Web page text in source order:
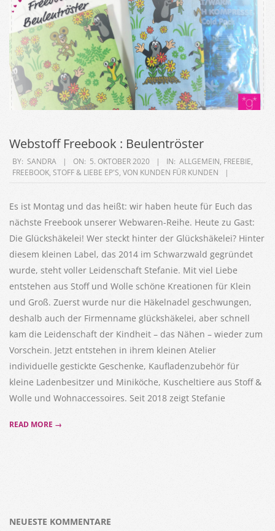
Webstoff Freebook : Beulentröster
2020-
10-
BY: SANDRA ON: 5. OKTOBER 2020 IN: ALLGEMEIN, FREEBIE,
FREEBOOK, STOFF & LIEBE EP'S, VON KUNDEN FÜR KUNDEN
Es ist Montag und das heißt: wir haben heute für Euch das
nächste Freebook unserer Webwaren-Reihe. Heute zu Gast:
Die Glückshäkelei! Wer steckt hinter der Glückshäkelei? Hinter
diesem kleinen Label, das 2014 im Schwarzwald gegründet
wurde, steht voller Leidenschaft Stefanie. Mit viel Liebe
entstehen aus Stoff und Wolle schöne Kreationen für Klein
und Groß. Zuerst wurde nur die Häkelnadel geschwungen,
deshalb auch der Firmenname glückshäkelei, aber schnell
kam die Leidenschaft der Kindheit – das Nähen – wieder zum
Vorschein. Jetzt entstehen in ihrem kleinen Atelier
individuelle gestickte Geschenke, Kaufladenzubehör für
kleine Ladenbesitzer und Miniköche, Kuscheltiere aus Stoff &
Wolle und Wohnaccessoires. Seit 2018 zeigt Stefanie
READ MORE →
NEUESTE KOMMENTARE